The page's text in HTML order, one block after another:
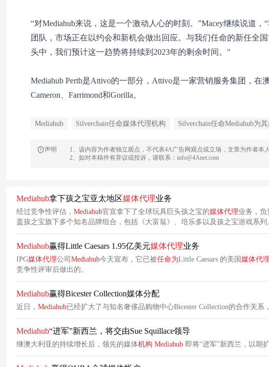
“对Mediahub来说，这是一个激动人心的时刻。”Macey继续说道
团队，市场正在以约会和新机会做出回应。与我们任命的新任全
头中，我们预计这一趋势将持续到2023年的剩余时间。"
Mediahub Perth是Attivo的一部分，Attivo是一家营销服务集团，
Cameron、Farrimond和Gorilla。
Mediahub Silverchain任命媒体代理机构 Silverchain任命Mediahub为
声明
1、该内容为作者独立观点，不代表4A广告网观点或立场，文章为作者本
2、如对本稿件有异议或投诉，请联系：info@4Anet.com
Mediahub拿下孩之宝亚太地区媒体代理业务
经过竞争性评估， Mediahub官宣拿下了全球玩具巨头孩之宝的媒体代理业务，负
盖孩之宝旗下多个知名品牌组合，包括《大富翁》、培乐多以及孩之宝游戏系列
Mediahub赢得Little Caesars 1.95亿美元媒体代理业务
IPG媒体代理公司 Mediahub今天宣布，它已被任命为Little Caesars 的美国 媒体代理
竞争性评审后做出的。
Mediahub赢得Bicester Collection媒体分配
近日， Mediahub已经扩大了与知名奢侈品购物中心Bicester Collection的合作关系，
Mediahub“进军”新西兰，将交由Sue Squillace领导
继澳大利亚的持续增长后，领先的媒体机构 Mediahub 即将“进军”新西兰，以期